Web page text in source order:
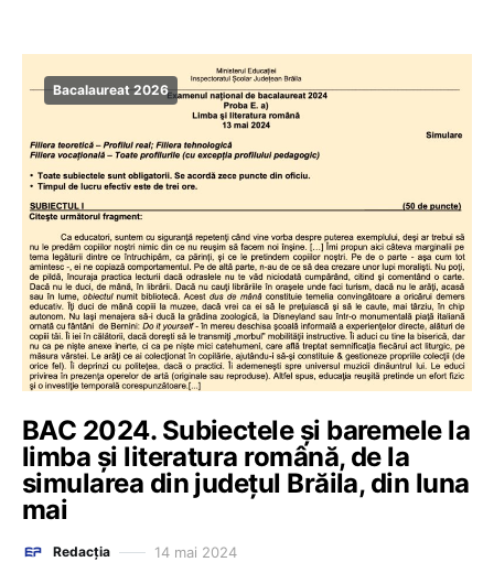
Bacalaureat 2026
BAC 2024. Subiectele și baremele la
limba și literatura română, de la
simularea din județul Brăila, din luna
mai
Redacția 14 mai 2024